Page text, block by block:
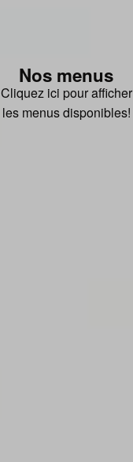
Nos menus
Cliquez ici pour afficher
les menus disponibles!